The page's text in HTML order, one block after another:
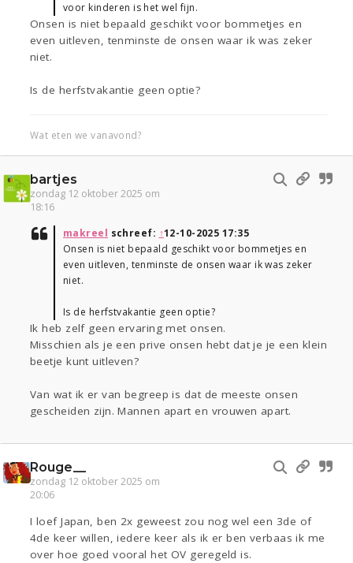
voor kinderen is het wel fijn.
Onsen is niet bepaald geschikt voor bommetjes en
even uitleven, tenminste de onsen waar ik was zeker
niet.
Is de herfstvakantie geen optie?
Wat eten we vanavond?
bartjes
zondag 12 oktober 2025 om
18:16
makreel schreef: ↑12-10-2025 17:35
Onsen is niet bepaald geschikt voor bommetjes en
even uitleven, tenminste de onsen waar ik was zeker
niet.
Is de herfstvakantie geen optie?
Ik heb zelf geen ervaring met onsen.
Misschien als je een prive onsen hebt dat je je een klein
beetje kunt uitleven?
Van wat ik er van begreep is dat de meeste onsen
gescheiden zijn. Mannen apart en vrouwen apart.
Rouge__
zondag 12 oktober 2025 om
20:06
I loef Japan, ben 2x geweest zou nog wel een 3de of
4de keer willen, iedere keer als ik er ben verbaas ik me
over hoe goed vooral het OV geregeld is.